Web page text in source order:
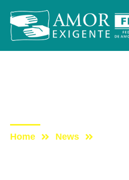
Home News